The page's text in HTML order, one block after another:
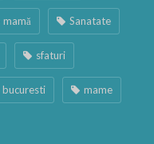
mamă Sanatate
sfaturi
bucuresti mame